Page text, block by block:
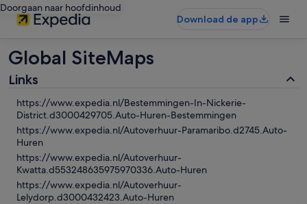
Doorgaan naar hoofdinhoud
Download de app
Global SiteMaps
Links
https://www.expedia.nl/Bestemmingen-In-Nickerie-
District.d3000429705.Auto-Huren-Bestemmingen
https://www.expedia.nl/Autoverhuur-Paramaribo.d2745.Auto-
Huren
https://www.expedia.nl/Autoverhuur-
Kwatta.d553248635975970336.Auto-Huren
https://www.expedia.nl/Autoverhuur-
Lelydorp.d3000432423.Auto-Huren